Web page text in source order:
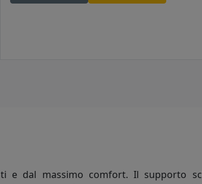
e dal massimo comfort. Il supporto